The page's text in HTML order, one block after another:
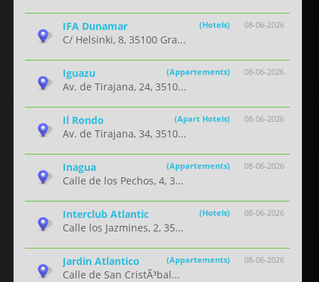
08-06-2026
IFA Dunamar (Hotels)
C/ Helsinki, 8, 35100 Gra...
08-06-2026
Iguazu (Appartements)
Av. de Tirajana, 24, 3510...
08-06-2026
Il Rondo (Apart Hotels)
Av. de Tirajana, 34, 3510...
08-06-2026
Inagua (Appartements)
Calle de los Pechos, 4, 3...
08-06-2026
Interclub Atlantic (Hotels)
Calle los Jazmines, 2, 35...
08-06-2026
Jardin Atlantico (Appartements)
Calle de San CristÃ³bal...